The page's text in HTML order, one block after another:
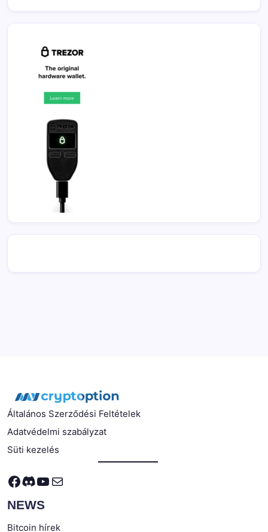
Általános Szerződési Feltételek
Adatvédelmi szabályzat
Süti kezelés
Facebook
Discord
YouTube
Mail
NEWS
Bitcoin hírek